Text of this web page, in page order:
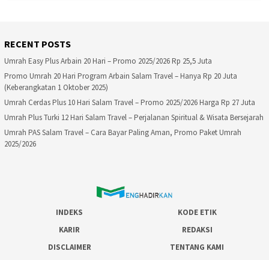
RECENT POSTS
Umrah Easy Plus Arbain 20 Hari – Promo 2025/2026 Rp 25,5 Juta
Promo Umrah 20 Hari Program Arbain Salam Travel – Hanya Rp 20 Juta
(Keberangkatan 1 Oktober 2025)
Umrah Cerdas Plus 10 Hari Salam Travel – Promo 2025/2026 Harga Rp 27 Juta
Umrah Plus Turki 12 Hari Salam Travel – Perjalanan Spiritual & Wisata Bersejarah
Umrah PAS Salam Travel – Cara Bayar Paling Aman, Promo Paket Umrah
2025/2026
INDEKS
KODE ETIK
KARIR
REDAKSI
DISCLAIMER
TENTANG KAMI